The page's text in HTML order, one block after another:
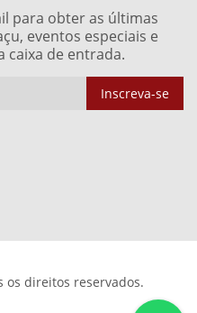
para obter as últimas
eventos especiais e
caixa de entrada.
Inscreva-se
direitos reservados.